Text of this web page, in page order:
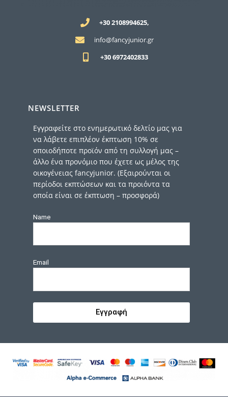
+30 2108994625,
info@fancyjunior.gr
+30 6972402833
NEWSLETTER
Εγγραφείτε στο ενημερωτικό δελτίο μας για
να λάβετε επιπλέον έκπτωση 10% σε
οποιοδήποτε προϊόν από τη συλλογή μας –
άλλο ένα προνόμιο που έχετε ως μέλος της
οικογένειας fancyjunior. (Εξαιρούνται οι
περίοδοι εκπτώσεων και τα προιόντα τα
οποία είναι σε έκπτωση – προσφορά)
Name
Email
Εγγραφή